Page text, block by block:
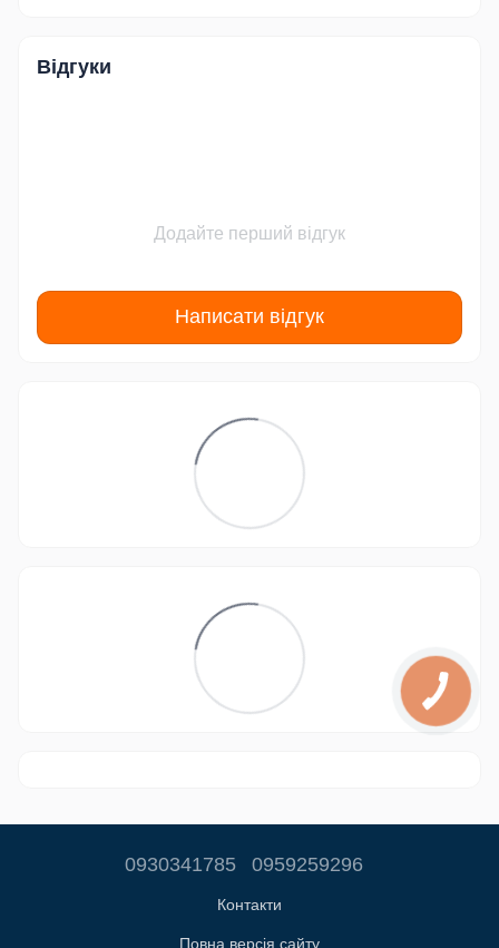
Відгуки
Додайте перший відгук
Написати відгук
0930341785 0959259296
Контакти
Повна версія сайту